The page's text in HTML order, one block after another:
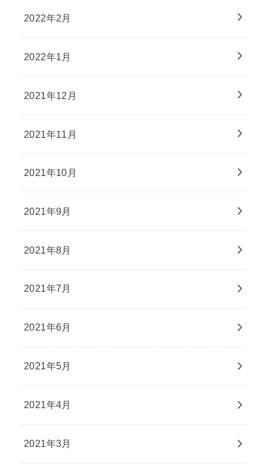
2022年2月
2022年1月
2021年12月
2021年11月
2021年10月
2021年9月
2021年8月
2021年7月
2021年6月
2021年5月
2021年4月
2021年3月